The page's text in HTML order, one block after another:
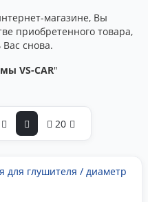
магазине, Вы
приобретенного товара,
снова.
VS-CAR"
20